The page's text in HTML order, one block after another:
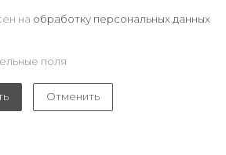
на обработку персональных данных
поля
Отменить